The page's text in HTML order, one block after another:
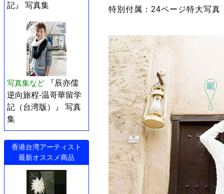
記』 写真集
写真集など
『辰亦儒
逆向旅程-温哥華留学
記（台湾版）』 写真
集
香港台湾アーティスト
最新オススメ商品
特別付属：24ページ特大写真